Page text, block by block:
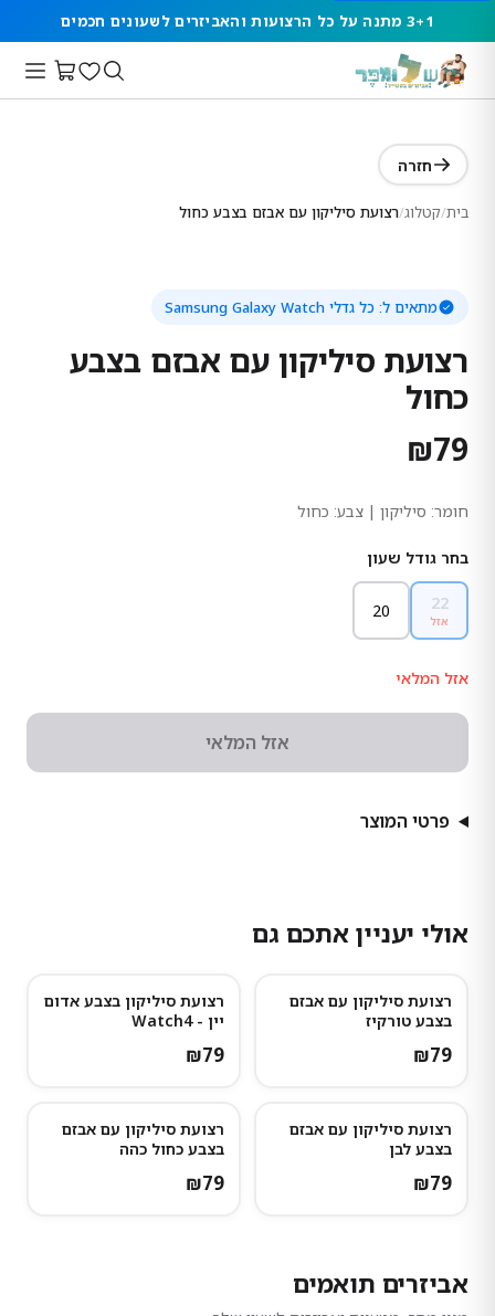
3+1 מתנה על כל הרצועות והאביזרים לשעונים חכמים
חזרה
בית/קטלוג/רצועת סיליקון עם אבזם בצבע כחול
מתאים ל: כל גדלי Samsung Galaxy Watch
רצועת סיליקון עם אבזם בצבע
כחול
₪79
חומר: סיליקון | צבע: כחול
בחר גודל שעון
22
אזל 20
אזל המלאי
אזל המלאי
פרטי המוצר
אולי יעניין אתכם גם
רצועת סיליקון עם אבזם
בצבע טורקיז
₪79
רצועת סיליקון בצבע אדום
יין - Watch4
₪79
רצועת סיליקון עם אבזם
בצבע לבן
₪79
רצועת סיליקון עם אבזם
בצבע כחול כהה
₪79
אביזרים תואמים